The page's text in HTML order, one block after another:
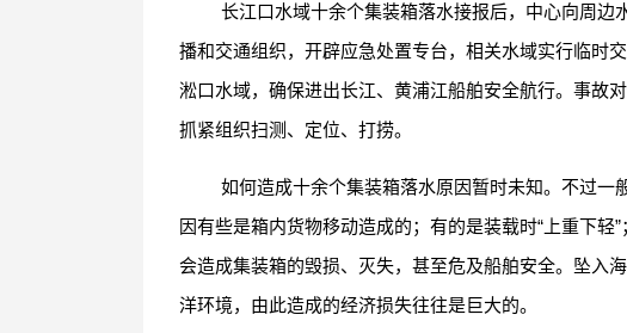
长江口水域十余个集装箱落水接报后，中心向周
播和交通组织，开辟应急处置专台，相关水域实行临时
淞口水域，确保进出长江、黄浦江船舶安全航行。事故
抓紧组织扫测、定位、打捞。
如何造成十余个集装箱落水原因暂时未知。不过
因有些是箱内货物移动造成的；有的是装载时“上重下
会造成集装箱的毁损、灭失，甚至危及船舶安全。坠入
洋环境，由此造成的经济损失往往是巨大的。